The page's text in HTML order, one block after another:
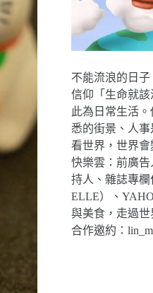
不能流浪的日子
信仰「生命就
此為日常生活
悉的街景、人
看世界，世界會
快樂雲：前廣
持人、雜誌專欄
ELLE）、
與美食，走過世
合作邀約：